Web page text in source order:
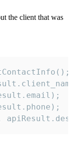
the client that was